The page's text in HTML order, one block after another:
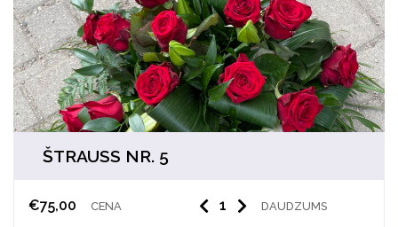
ŠTRAUSS NR. 5
€75,00 CENA DAUDZUMS